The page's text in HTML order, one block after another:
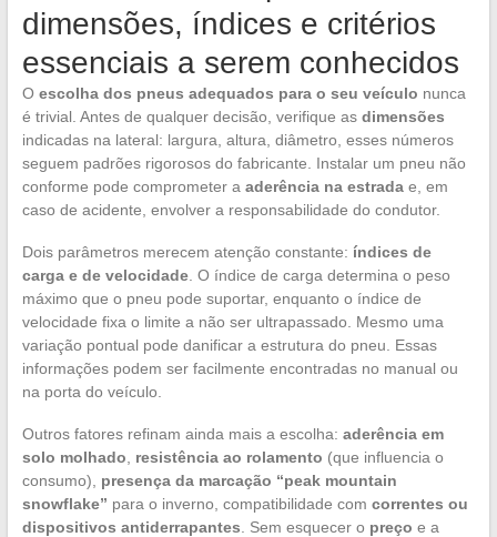
dimensões, índices e critérios
essenciais a serem conhecidos
O escolha dos pneus adequados para o seu veículo nunca
é trivial. Antes de qualquer decisão, verifique as dimensões
indicadas na lateral: largura, altura, diâmetro, esses números
seguem padrões rigorosos do fabricante. Instalar um pneu não
conforme pode comprometer a aderência na estradae, em
caso de acidente, envolver a responsabilidade do condutor.
Dois parâmetros merecem atenção constante: índices de
carga e de velocidade. O índice de carga determina o peso
máximo que o pneu pode suportar, enquanto o índice de
velocidade fixa o limite a não ser ultrapassado. Mesmo uma
variação pontual pode danificar a estrutura do pneu. Essas
informações podem ser facilmente encontradas no manual ou
na porta do veículo.
Outros fatores refinam ainda mais a escolha: aderência em
solo molhado
resistência ao rolamento (que influencia o
consumo), presença da marcação “peak mountain
snowflake” para o inverno, compatibilidade com correntes ou
dispositivos antiderrapantes . Sem esquecer o preço e a